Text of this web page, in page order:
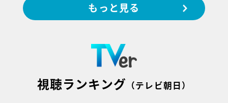
もっと見る
視聴ランキング （テレビ朝日）